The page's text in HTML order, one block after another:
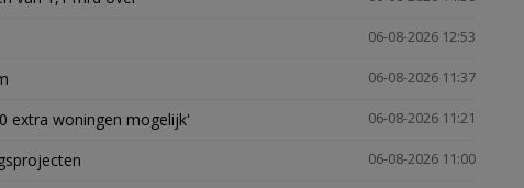
06-08-2026 12:53
06-08-2026 11:37
06-08-2026 11:21
extra woningen mogelijk'
06-08-2026 11:00